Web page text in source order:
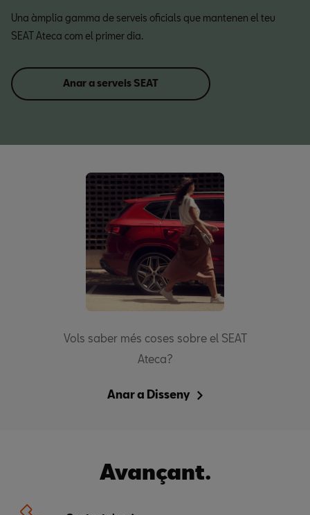
Una àmplia gamma de serveis oficials que mantenen el teu
SEAT Ateca com el primer dia.
Anar a serveis SEAT
Vols saber més coses sobre el SEAT
Ateca?
Anar a Disseny
Avançant.